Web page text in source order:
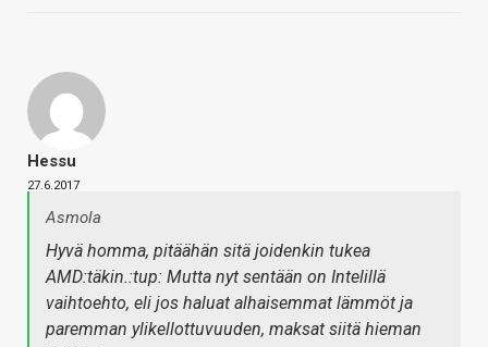
Hessu
27.6.2017
Asmola
Hyvä homma, pitäähän sitä joidenkin tukea
AMD:täkin.:tup: Mutta nyt sentään on Intelillä
vaihtoehto, eli jos haluat alhaisemmat lämmöt ja
paremman ylikellottuvuuden, maksat siitä hieman